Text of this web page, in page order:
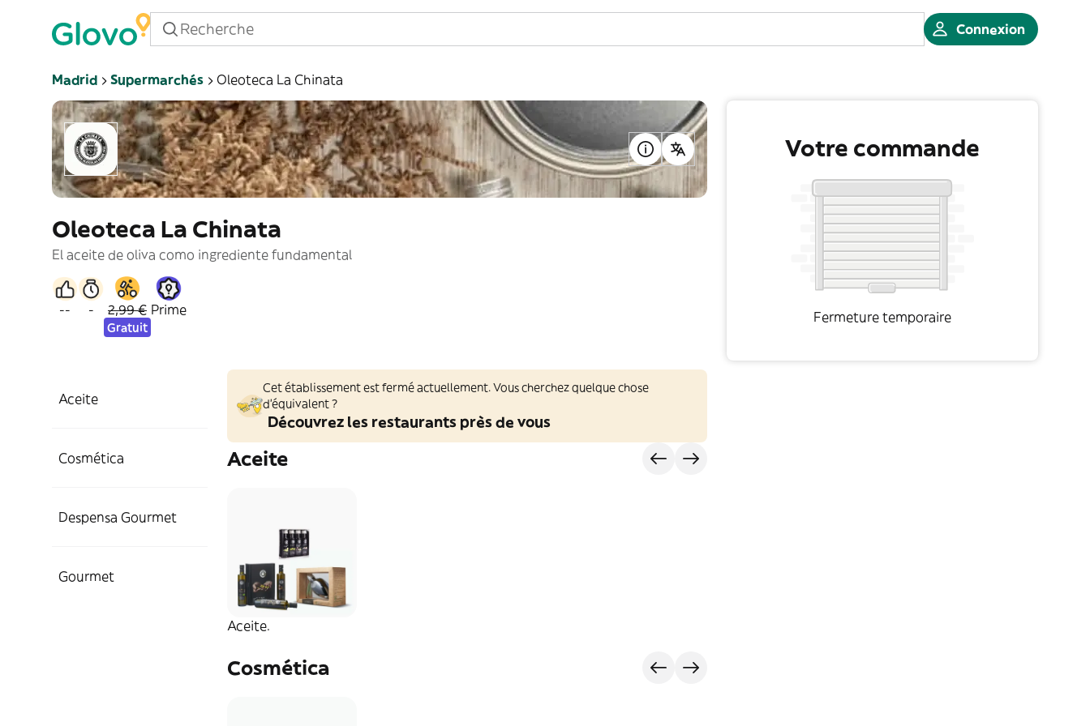
Connexion
Madrid Supermarchés Oleoteca La Chinata
Oleoteca La Chinata
El aceite de oliva como ingrediente fundamental
-- - 2,99 €
Gratuit
Prime
Aceite
Aceite.
Aceite Clásico
Aceite Monovarietal
Cosmética
Cosmética.
Línea Clásica.
Despensa Gourmet
Despensa
Gourmet
Cet établissement est fermé actuellement. Vous cherchez quelque chose
d'équivalent ?
Découvrez les restaurants près de vous
Aceite
Aceite.
Cosmética
Votre commande
Fermeture temporaire